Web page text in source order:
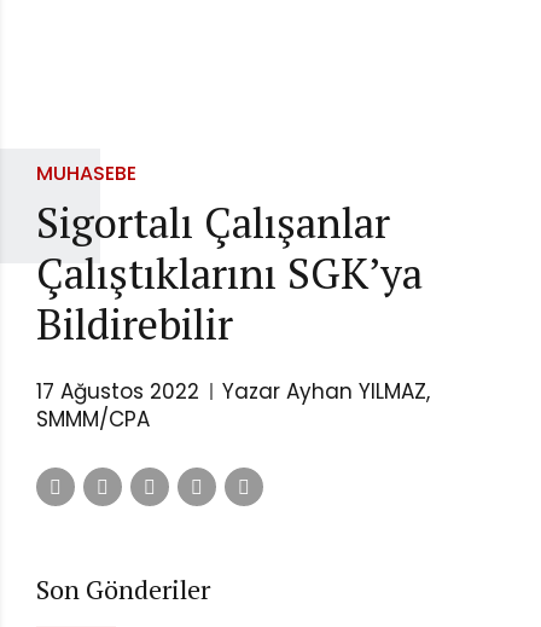
MUHASEBE
Sigortalı Çalışanlar
Çalıştıklarını SGK’ya
Bildirebilir
17 Ağustos 2022
Yazar Ayhan YILMAZ,
SMMM/CPA
Son Gönderiler